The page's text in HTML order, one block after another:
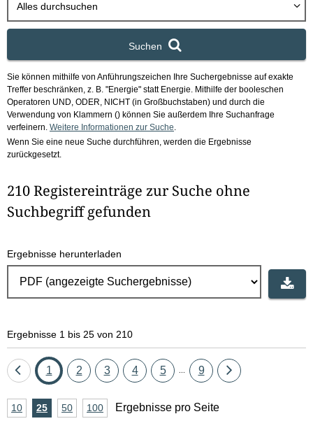
x
Alles durchsuchen
Suchen
Sie können mithilfe von Anführungszeichen Ihre Suchergebnisse auf exakte
Treffer beschränken, z. B. "Energie" statt Energie. Mithilfe der booleschen
Operatoren UND, ODER, NICHT (in Großbuchstaben) und durch die
Verwendung von Klammern () können Sie außerdem Ihre Suchanfrage
verfeinern. Weitere Informationen zur Suche
Wenn Sie eine neue Suche durchführen, werden die Ergebnisse
zurückgesetzt.
210 Registereinträge zur Suche ohne
Suchbegriff gefunden
Ergebnisse herunterladen
Ergebnisse 1 bis 25 von 210
Eine
zurück
Seite
1 Seite
2 Seite
3 Seite
4 Seite
5 Seite
9
Eine
A10Ergebnisse
25Ergebnisse
50Ergebnisse
100Ergebnisse
Ergebnisse pro Seite